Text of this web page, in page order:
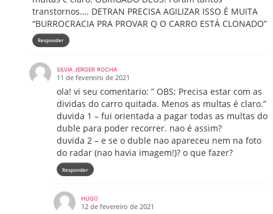
transtornos…. DETRAN PRECISA AGILIZAR ISSO É MUITA
“BURROCRACIA PRA PROVAR Q O CARRO ESTÁ CLONADO”
Responder
SILVIA JERGER ROCHA
11 de fevereiro de 2021
ola! vi seu comentario: ” OBS; Precisa estar com as
dividas do carro quitada. Menos as multas é claro.”
duvida 1 – fui orientada a pagar todas as multas do
duble para poder recorrer. nao é assim?
duvida 2 – e se o duble nao apareceu nem na foto
do radar (nao havia imagem!)? o que fazer?
Responder
HUGO
12 de fevereiro de 2021